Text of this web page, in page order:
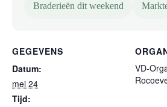
Braderieën dit weekend
GEGEVENS
Datum:
mei 24
Tijd:
VD-